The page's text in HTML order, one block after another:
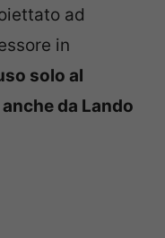
ad
in
solo al
da Lando